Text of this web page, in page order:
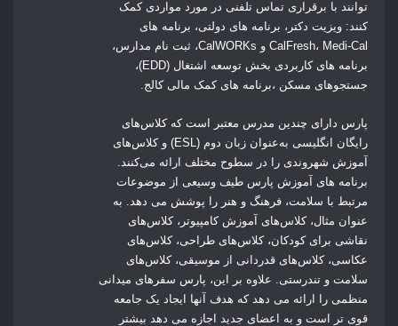
توانند با برقراری تماس تلفنی در مورد مواردی کمک
کنند: ویزیت دکتر، برنامه های دولتی، برنامه های
CalFresh، Medi-Cal و CalWORKs، ثبت نام مدارس،
برنامه های کاربردی بخش توسعه اشتغال (EDD)،
جستجوهای مسکن ،برنامه های کمک مالی کالج.
پارس دارای چندین مدرس معتبر است که کلاس‌های
رایگان انگلیسی به‌عنوان زبان دوم (ESL) و کلاس‌های
آموزش شهروندی را در سطوح مختلف ارائه می‌کنند.
برنامه های آموزش پارس طیف وسیعی از موضوعات
مرتبط با سلامت، فرهنگ و هنر را پوشش می دهد. به
عنوان مثال، کلاس‌های آموزش کامپیوتر، کلاس‌های
نقاشی برای کودکان، کلاس‌های طراحی، کلاس‌های
عکاسی، کلاس‌های قدردانی از موسیقی، کلاس‌های
سلامت و تندرستی. علاوه بر این، پارس سفرهای میدانی
منظمی را ارائه می دهد که هدف آنها ایجاد یک جامعه
قوی تر است و به اعضای جدید اجازه می دهد بیشتر